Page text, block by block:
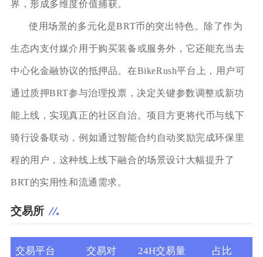
界，形成多维度价值捕获。
使用场景的多元化是BRT币的突出特色。除了作为
生态内支付媒介用于购买装备或服务外，它还能充当去
中心化金融协议的抵押品。在BikeRush平台上，用户可
通过质押BRT参与治理投票，决定关键参数调整或新功
能上线，实现真正的社区自治。项目方更将代币与线下
骑行设备联动，例如通过智能合约自动奖励完成环保里
程的用户，这种线上线下融合的场景设计大幅提升了
BRT的实用性和流通需求。
交易所
交易平台 交易对 24H交易量 占比